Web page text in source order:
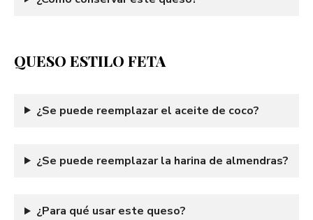
QUESO ESTILO FETA
¿Se puede reemplazar el aceite de coco?
¿Se puede reemplazar la harina de almendras?
¿Para qué usar este queso?